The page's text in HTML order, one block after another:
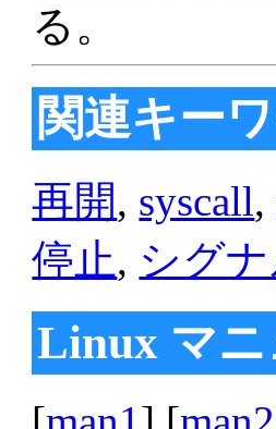
る。
関連キー
再開, syscall,
停止, シグ
Linux マ